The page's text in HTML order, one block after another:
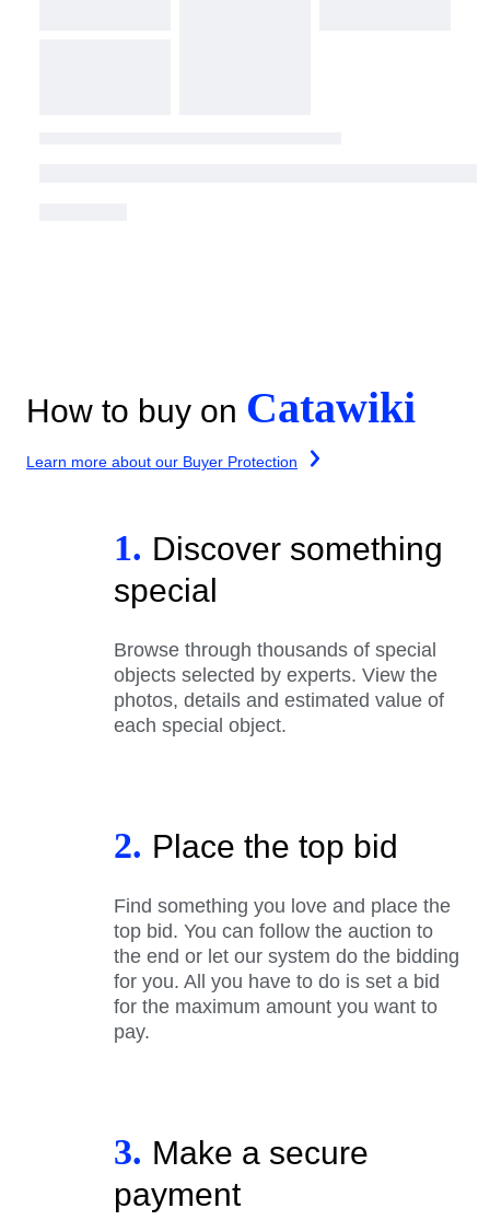
How to buy on Catawiki
Learn more about our Buyer Protection
1. Discover something
special
Browse through thousands of special
objects selected by experts. View the
photos, details and estimated value of
each special object.
2. Place the top bid
Find something you love and place the
top bid. You can follow the auction to
the end or let our system do the bidding
for you. All you have to do is set a bid
for the maximum amount you want to
pay.
3. Make a secure
payment